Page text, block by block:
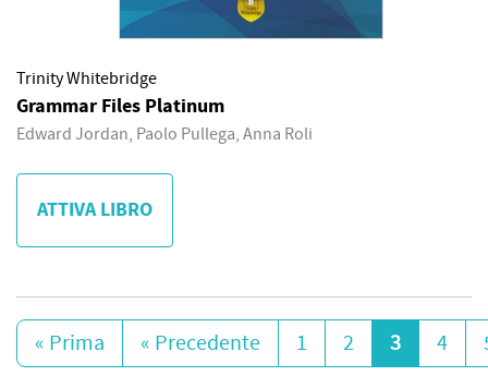
Trinity Whitebridge
Grammar Files Platinum
Edward Jordan, Paolo Pullega, Anna Roli
ATTIVA LIBRO
« Prima « Precedente 1 2 3 4